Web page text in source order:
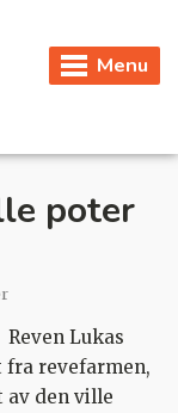
Menu
poter
Lukas
revefarmen,
av den ville